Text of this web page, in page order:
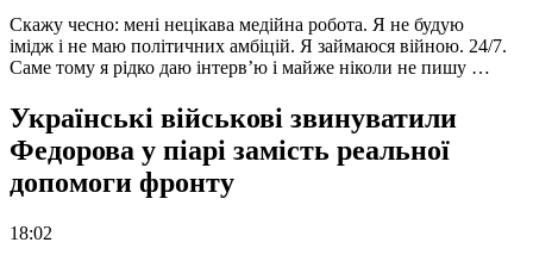
Скажу чесно: мені нецікава медійна робота. Я не будую
імідж і не маю політичних амбіцій. Я займаюся війною. 24/7.
Саме тому я рідко даю інтерв’ю і майже ніколи не пишу …
Українські військові звинуватили
Федорова у піарі замість реальної
допомоги фронту
18:02